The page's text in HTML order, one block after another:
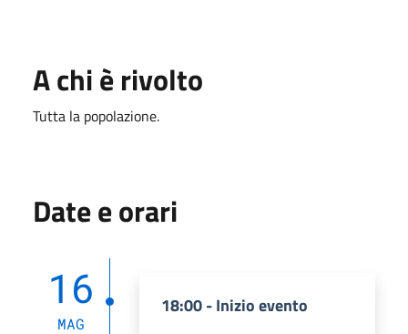
A chi è rivolto
Tutta la popolazione.
Date e orari
16
MAG
18:00 - Inizio evento